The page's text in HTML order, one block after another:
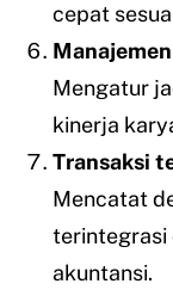
cepat
Mengatur
kinerja
Transaksi
Mencatat
terintegrasi
akuntansi.